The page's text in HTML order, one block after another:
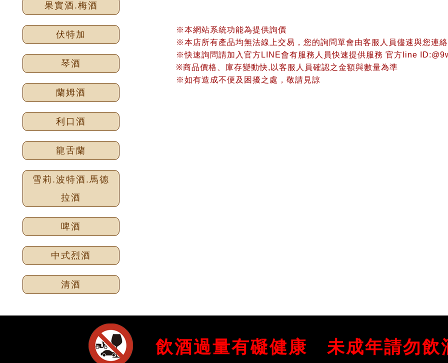
果實酒.梅酒
伏特加
琴酒
蘭姆酒
利口酒
龍舌蘭
雪莉.波特酒.馬德
拉酒
啤酒
中式烈酒
清酒
※本網站系統功能為提供詢價
※本店所有產品均無法線上交易，您的詢問單會由客服人員儘速與您連絡
※快速詢問請加入官方LINE會有服務人員快速提供服務 官方line
※商品價格、庫存變動快,以客服人員確認之金額與數量為準
※如有造成不便及困擾之處，敬請見諒
飲酒過量有礙健康 未成年請勿